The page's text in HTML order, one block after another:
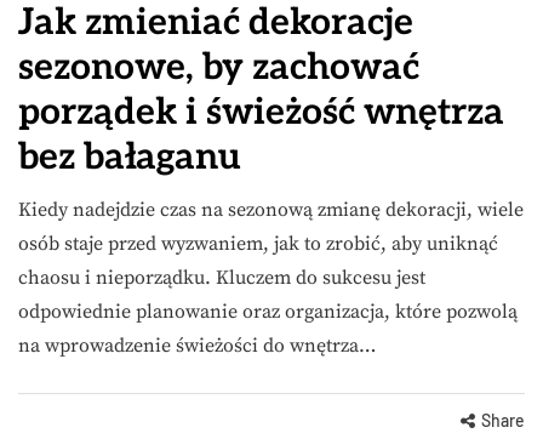
Jak zmieniać dekoracje
sezonowe, by zachować
porządek i świeżość wnętrza
bez bałaganu
Kiedy nadejdzie czas na sezonową zmianę dekoracji, wiele
osób staje przed wyzwaniem, jak to zrobić, aby uniknąć
chaosu i nieporządku. Kluczem do sukcesu jest
odpowiednie planowanie oraz organizacja, które pozwolą
na wprowadzenie świeżości do wnętrza…
Share